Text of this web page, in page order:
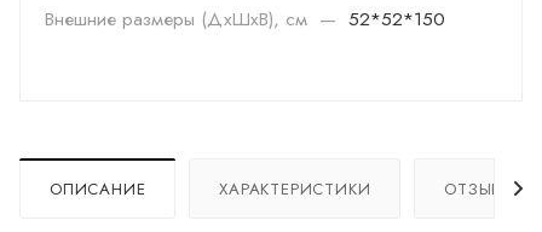
Внешние размеры (ДхШхВ), см — 52*52*150
ОПИСАНИЕ ХАРАКТЕРИСТИКИ ОТЗЫВЫ